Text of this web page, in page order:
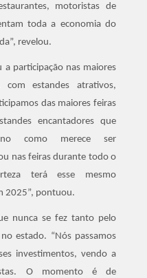
motoristas de
toda a economia do
revelou.
participação nas maiores
estandes atrativos,
das maiores feiras
encantadores que
como merece ser
nas feiras durante todo o
terá esse mesmo
2025”, pontuou.
nunca se fez tanto pelo
estado. “Nós passamos
investimentos, vendo a
O momento é de